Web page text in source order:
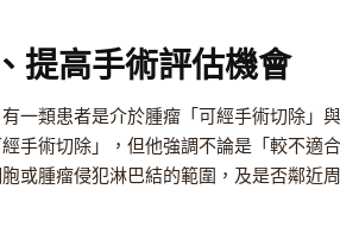
提高手術評估機會
一類患者是介於腫瘤「可經手術切除」
手術切除」，但他強調不論是「較不適
或腫瘤侵犯淋巴結的範圍，及是否鄰近